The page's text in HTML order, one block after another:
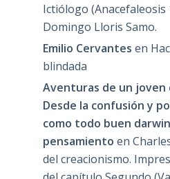
Ictiólogo (Anacefaleosis
Domingo Lloris Samo.
Emilio Cervantes en
blindada
Aventuras de un joven
Desde la confusión y
como todo buen
pensamiento en
del creacionismo.